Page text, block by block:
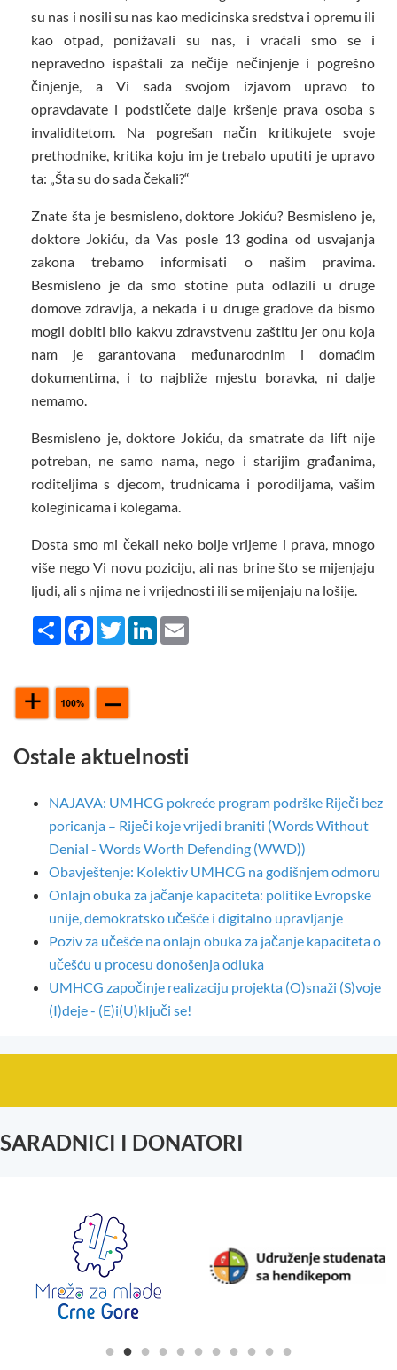
su nas i nosili su nas kao medicinska sredstva i opremu ili
kao otpad, ponižavali su nas, i vraćali smo se i
nepravedno ispaštali za nečije nečinjenje i pogrešno
činjenje, a Vi sada svojom izjavom upravo to
opravdavate i podstičete dalje kršenje prava osoba s
invaliditetom. Na pogrešan način kritikujete svoje
prethodnike, kritika koju im je trebalo uputiti je upravo
ta: „Šta su do sada čekali?“
Znate šta je besmisleno, doktore Jokiću? Besmisleno je,
doktore Jokiću, da Vas posle 13 godina od usvajanja
zakona trebamo informisati o našim pravima.
Besmisleno je da smo stotine puta odlazili u druge
domove zdravlja, a nekada i u druge gradove da bismo
mogli dobiti bilo kakvu zdravstvenu zaštitu jer onu koja
nam je garantovana međunarodnim i domaćim
dokumentima, i to najbliže mjestu boravka, ni dalje
nemamo.
Besmisleno je, doktore Jokiću, da smatrate da lift nije
potreban, ne samo nama, nego i starijim građanima,
roditeljima s djecom, trudnicama i porodiljama, vašim
koleginicama i kolegama.
Dosta smo mi čekali neko bolje vrijeme i prava, mnogo
više nego Vi novu poziciju, ali nas brine što se mijenjaju
ljudi, ali s njima ne i vrijednosti ili se mijenjaju na lošije.
Share FacebookTwitterLinkedIn
Ostale aktuelnosti
NAJAVA: UMHCG pokreće program podrške Riječi bez
poricanja – Riječi koje vrijedi braniti (Words Without
Denial - Words Worth Defending (WWD))
Obavještenje: Kolektiv UMHCG na godišnjem odmoru
Onlajn obuka za jačanje kapaciteta: politike Evropske
unije, demokratsko učešće i digitalno upravljanje
Poziv za učešće na onlajn obuka za jačanje kapaciteta o
učešću u procesu donošenja odluka
UMHCG započinje realizaciju projekta (O)snaži (S)voje
(I)deje - (E)i(U)ključi se!
SARADNICI I DONATORI